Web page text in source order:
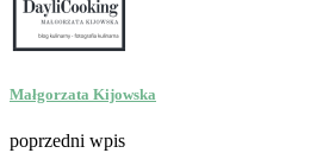
Małgorzata Kijowska
poprzedni wpis